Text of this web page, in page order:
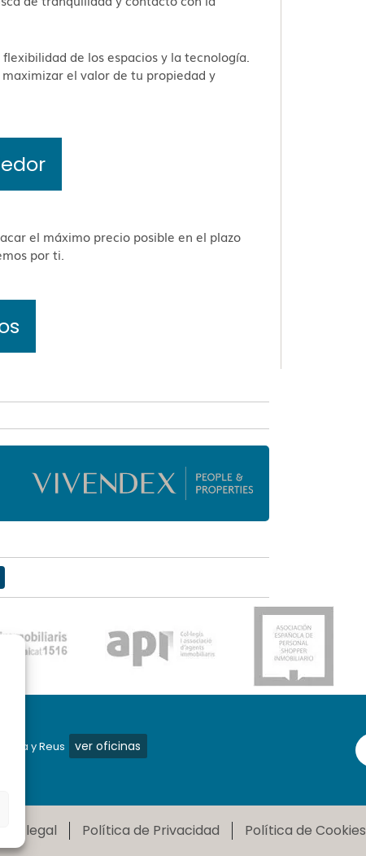
de los espacios y la tecnología.
el valor de tu propiedad y
el máximo precio posible en el plazo
por ti.
y Reus ver oficinas
legal Política de Privacidad Política de Cookies